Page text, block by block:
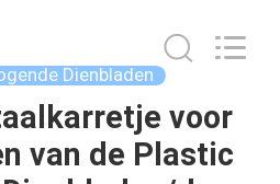
Dienbladen
voor
van de Plastic